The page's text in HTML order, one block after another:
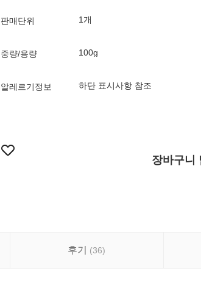
판매단위 1개
중량/용량 100g
알레르기정보 하단 표시사항 참조
장바구니
후기 (36)